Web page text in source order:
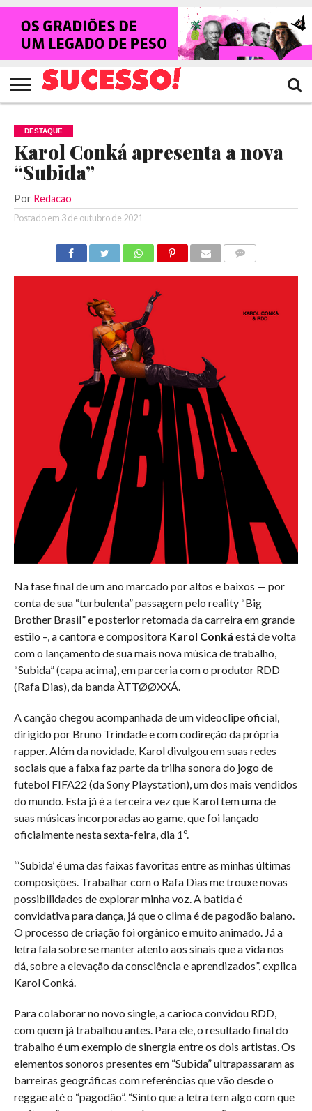
HOME
NOTÍCIAS
SHOWS
ENTREVISTAS
CLIQUES
RANKING
CROWLEY
TV
SUCESSO!
REVISTA
SUCESSO!
DESTAQUE
Karol Conká apresenta a nova
“Subida”
Por Redacao
Postado em 3 de outubro de 2021
Na fase final de um ano marcado por altos e baixos — por
conta de sua “turbulenta” passagem pelo reality “Big
Brother Brasil” e posterior retomada da carreira em grande
estilo –, a cantora e compositora Karol Conká está de volta
com o lançamento de sua mais nova música de trabalho,
“Subida” (capa acima), em parceria com o produtor RDD
(Rafa Dias), da banda ÀTTØØXXÁ.
A canção chegou acompanhada de um videoclipe oficial,
dirigido por Bruno Trindade e com codireção da própria
rapper. Além da novidade, Karol divulgou em suas redes
sociais que a faixa faz parte da trilha sonora do jogo de
futebol FIFA22 (da Sony Playstation), um dos mais vendidos
do mundo. Esta já é a terceira vez que Karol tem uma de
suas músicas incorporadas ao game, que foi lançado
oficialmente nesta sexta-feira, dia 1º.
“‘Subida’ é uma das faixas favoritas entre as minhas últimas
composições. Trabalhar com o Rafa Dias me trouxe novas
possibilidades de explorar minha voz. A batida é
convidativa para dança, já que o clima é de pagodão baiano.
O processo de criação foi orgânico e muito animado. Já a
letra fala sobre se manter atento aos sinais que a vida nos
dá, sobre a elevação da consciência e aprendizados”, explica
Karol Conká.
Para colaborar no novo single, a carioca convidou RDD,
com quem já trabalhou antes. Para ele, o resultado final do
trabalho é um exemplo de sinergia entre os dois artistas. Os
elementos sonoros presentes em “Subida” ultrapassaram as
barreiras geográficas com referências que vão desde o
reggae até o “pagodão”. “Sinto que a letra tem algo com que